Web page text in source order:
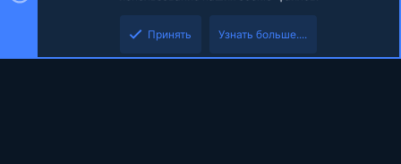
R
S
Принять Узнать больше....